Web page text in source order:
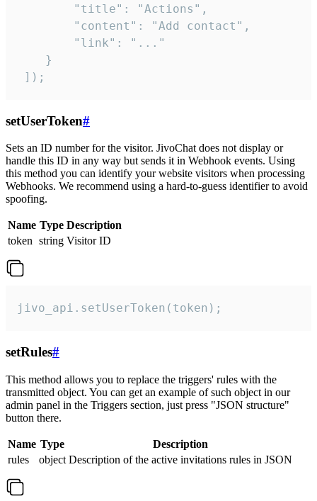
        "title": "Actions",
        "content": "Add contact",
        "link": "..."
    }
]);
setUserToken#
Sets an ID number for the visitor. JivoChat does not display or
handle this ID in any way but sends it in Webhook events. Using
this method you can identify your website visitors when processing
Webhooks. We recommend using a hard-to-guess identifier to avoid
spoofing.
Name Type Description
token string Visitor ID
jivo_api.setUserToken(token);
setRules#
This method allows you to replace the triggers' rules with the
transmitted object. You can get an example of such object in our
admin panel in the Triggers section, just press "JSON structure"
button there.
Name Type
Description
rules
object Description of the active invitations rules in JSON